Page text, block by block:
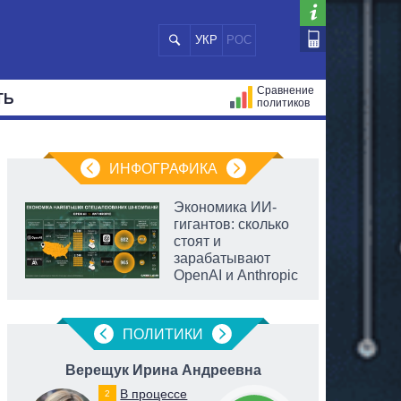
УКР РОС
Сравнение
политиков
ИНФОГРАФИКА
Экономика ИИ-
гигантов: сколько
стоят и
зарабатывают
OpenAI и Anthropic
ПОЛИТИКИ
Верещук Ирина Андреевна
2 В процессе